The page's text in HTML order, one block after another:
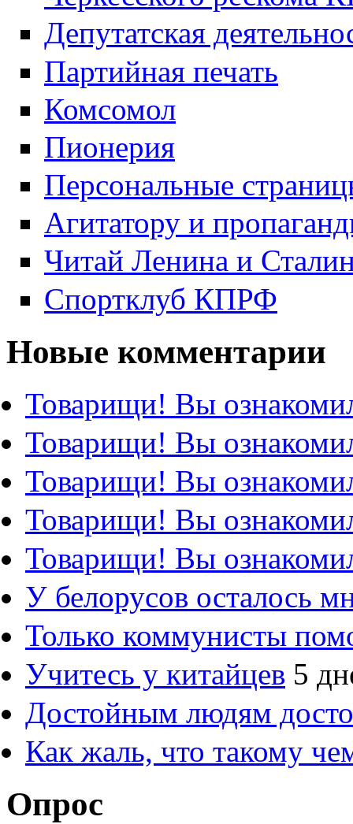
Депутатская
Партийная печать
Комсомол
Пионерия
Персональные
Агитатору и
Читай Ленина и
Спортклуб КПРФ
Новые комментарии
Товарищи! Вы
Товарищи! Вы
Товарищи! Вы
Товарищи! Вы
Товарищи! Вы
У белорусов осталось
Только коммунисты
Учитесь у китайцев 5
Достойным людям
Как жаль, что такому
Опрос